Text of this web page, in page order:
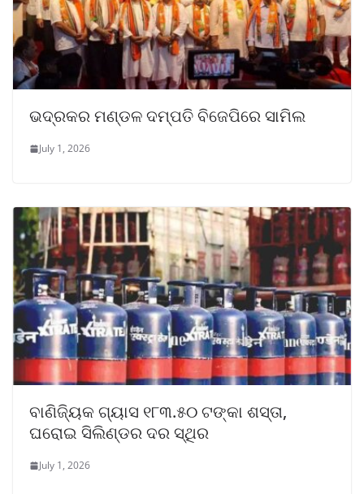
ଭଦ୍ରକର ମଣ୍ଡଳ ଦମ୍ପତି ବିଜେପିରେ ସାମିଲ
July 1, 2026
ବାଣିଜ୍ୟିକ ଗ୍ୟାସ ୧୮୩.୫୦ ଟଙ୍କା ଶସ୍ତା,
ଘରୋଇ ସିଲିଣ୍ଡର ଦର ସ୍ଥିର
July 1, 2026